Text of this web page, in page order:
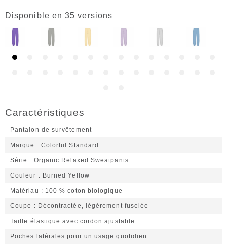
Disponible en 35 versions
Caractéristiques
Pantalon de survêtement
Marque Colorful Standard
Série Organic Relaxed Sweatpants
Couleur Burned Yellow
Matériau 100 % coton biologique
Coupe Décontractée, légèrement fuselée
Taille élastique avec cordon ajustable
Poches latérales pour un usage quotidien